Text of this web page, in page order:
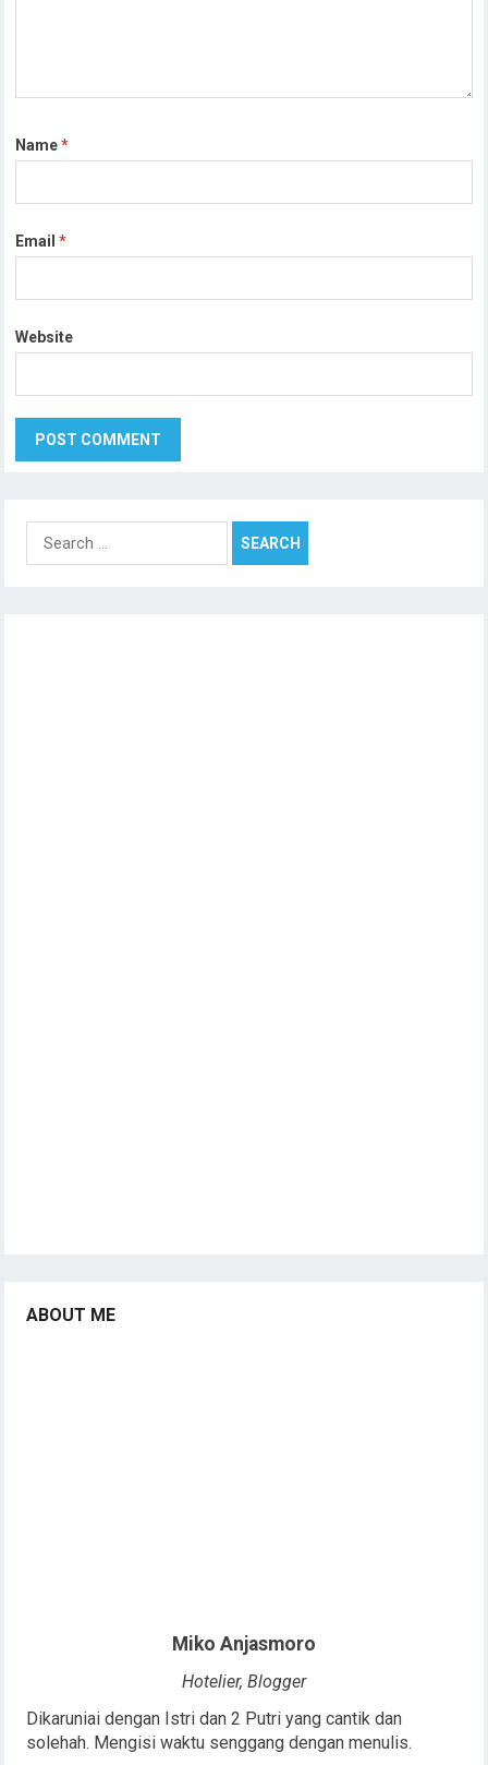
Name*
Email*
Website
Search
ABOUT ME
Miko Anjasmoro
Hotelier, Blogger
Dikaruniai dengan Istri dan 2 Putri yang cantik dan
solehah. Mengisi waktu senggang dengan menulis.